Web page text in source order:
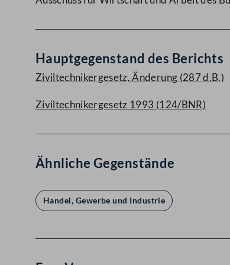
Hauptgegenstand des Berichts
Ziviltechnikergesetz, Änderung (287 d.B.)
Ziviltechnikergesetz 1993 (124/BNR)
Ähnliche Gegenstände
Handel, Gewerbe und Industrie